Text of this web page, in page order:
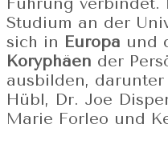
Studium an der
sich in Europa und
Koryphäen der
ausbilden, darunter
Hübl, Dr. Joe
Marie Forleo und